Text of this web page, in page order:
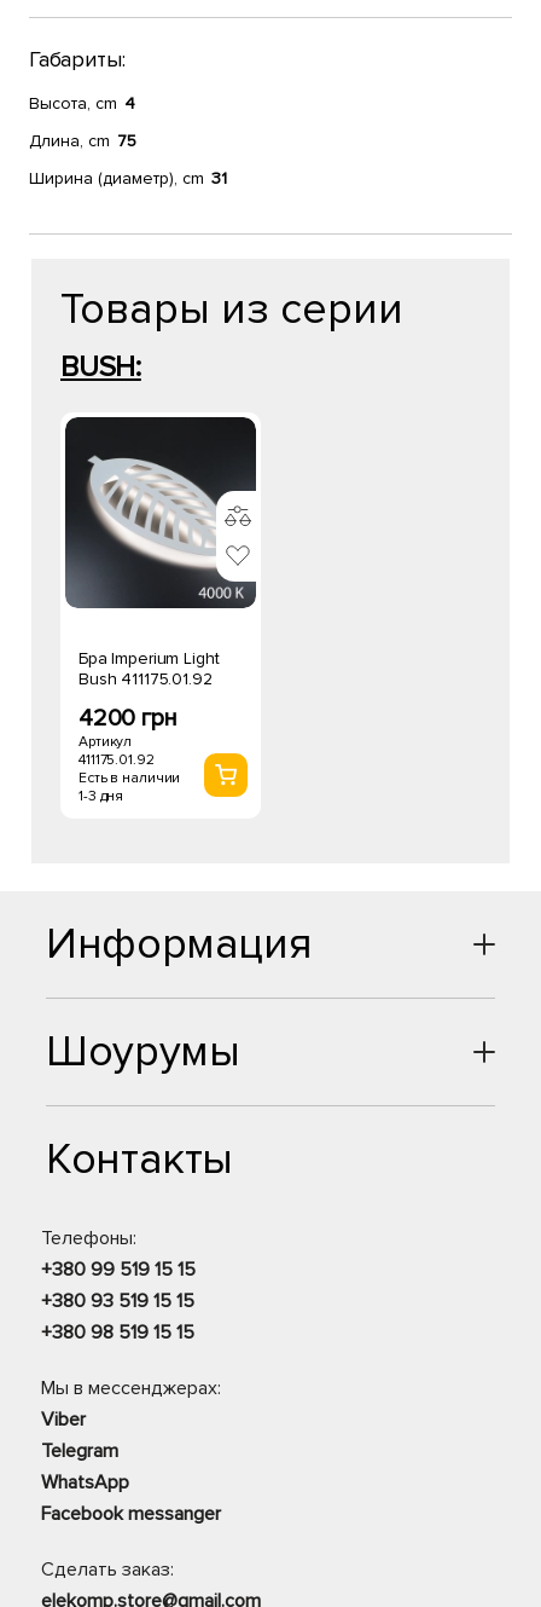
Габариты:
Высота, cm 4
Длина, cm 75
Ширина (диаметр), cm 31
Товары из серии
BUSH:
Бра Imperium Light
Bush 411175.01.92
4200 грн
Артикул
411175.01.92
Есть в наличии
1-3 дня
Шоурумы
Контакты
Телефоны:
+380 99 519 15 15
+380 93 519 15 15
+380 98 519 15 15
Мы в мессенджерах:
Viber
Telegram
WhatsApp
Facebook messanger
Сделать заказ:
elekomp.store@gmail.com
Информация